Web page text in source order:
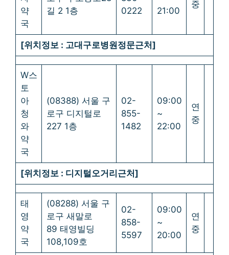
약
국
길 2 1층
0222
21:00
중
[위치정보 : 고대구로병원정문근처]
W스
토
아
청
와
약
국
(08388) 서울 구
로구 디지털로
227 1층
02-
855-
1482
09:00
~
22:00
연
중
[위치정보 : 디지털오거리근처]
태
영
약
국
(08288) 서울 구
로구 새말로
89 태영빌딩
108,109호
02-
858-
5597
09:00
~
20:00
연
중